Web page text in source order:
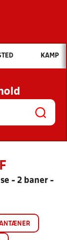
du søge efter?
NYHEDER
OG
KAMP
- 2 baner -